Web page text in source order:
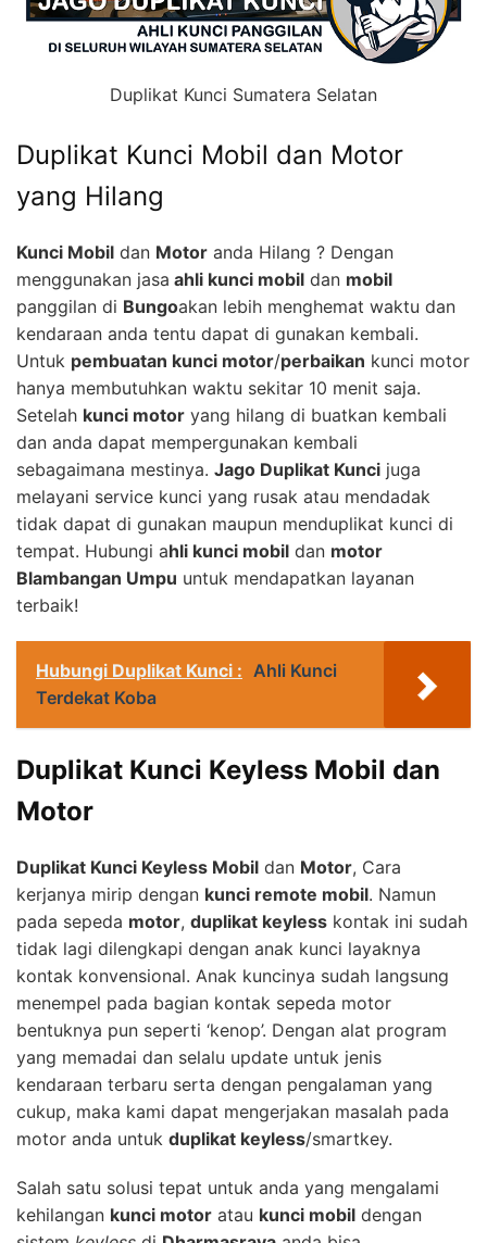
Duplikat Kunci Sumatera Selatan
Duplikat Kunci Mobil dan Motor
yang Hilang
Kunci Mobil dan Motor anda Hilang ? Dengan
menggunakan jasa ahli kunci mobil dan mobil
panggilan di Bungoakan lebih menghemat waktu dan
kendaraan anda tentu dapat di gunakan kembali.
Untuk pembuatan kunci motor/perbaikan kunci motor
hanya membutuhkan waktu sekitar 10 menit saja.
Setelah kunci motor yang hilang di buatkan kembali
dan anda dapat mempergunakan kembali
sebagaimana mestinya. Jago Duplikat Kunci juga
melayani service kunci yang rusak atau mendadak
tidak dapat di gunakan maupun menduplikat kunci di
tempat. Hubungi ahli kunci mobil dan motor
Blambangan Umpu untuk mendapatkan layanan
terbaik!
Hubungi Duplikat Kunci : Ahli Kunci
Terdekat Koba
Duplikat Kunci Keyless Mobil dan
Motor
Duplikat Kunci Keyless Mobil dan Motor, Cara
kerjanya mirip dengan kunci remote mobil. Namun
pada sepeda motor, duplikat keyless kontak ini sudah
tidak lagi dilengkapi dengan anak kunci layaknya
kontak konvensional. Anak kuncinya sudah langsung
menempel pada bagian kontak sepeda motor
bentuknya pun seperti ‘kenop’. Dengan alat program
yang memadai dan selalu update untuk jenis
kendaraan terbaru serta dengan pengalaman yang
cukup, maka kami dapat mengerjakan masalah pada
motor anda untuk duplikat keyless/smartkey.
Salah satu solusi tepat untuk anda yang mengalami
kehilangan kunci motor atau kunci mobil dengan